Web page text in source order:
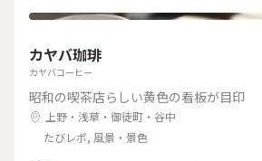
ニングプレート」をオーダーしてシェ
ィッチ#モーニングプレート#私のこと
カヤバ珈琲
カヤバコーヒー
昭和の喫茶店らしい黄色の看板が目印
上野・浅草・御徒町・谷中
たびレポ, 風景・景色